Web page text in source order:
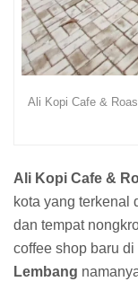
Ali Kopi Cafe &
Ali Kopi Cafe &
kota yang terkenal
dan tempat
coffee shop baru di
Lembang